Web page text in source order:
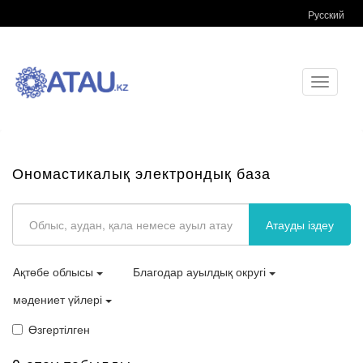
Русский
Toggle
Ономастикалық электрондық база
Атауды іздеу
Ақтөбе облысы
Благодар ауылдық округі
мәдениет үйлері
Өзгертілген